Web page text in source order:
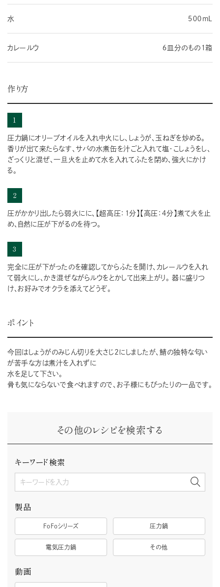
水 ５００mL
カレールウ ６皿分のもの１箱
作り方
1
圧力鍋にオリーブオイルを入れ中火にし、しょうが、玉ねぎを炒める。
香りが出て来たらなす、サバの水煮缶を汁ごと入れて塩・こしょうをし、
ざっくりと混ぜ、一旦火を止めて水を入れてふたを閉め、強火にかけ
る。
2
圧がかかり出したら弱火にに、【超高圧：１分】【高圧：４分】煮て火を止
め、自然に圧が下がるのを待つ。
3
完全に圧が下がったのを確認してからふたを開け、カレールウを入れ
て弱火にし、かき混ぜながらルウをとかして出来上がり。 器に盛りつ
け、お好みでオクラを添えてどうぞ。
ポイント
今回はしょうがのみじん切りを大さじ2にしましたが、鯖の独特な匂い
が苦手な方は煮汁を入れずに
水を足して下さい。
骨も気にならないで食べれますので、お子様にもぴったりの一品です。
その他のレシピを検索する
キーワード検索
製品
FoFoシリーズ 圧力鍋
電気圧力鍋 その他
動画